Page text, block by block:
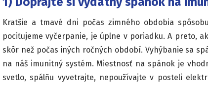
Kratšie a tmavé dni počas zimného obdobia
pociťujeme vyčerpanie, je úplne v poriadku. A preto,
skôr než počas iných ročných období. Vyhýbanie sa
na náš imunitný systém. Miestnosť na spánok je
svetlo, spálňu vyvetrajte, nepoužívajte v posteli